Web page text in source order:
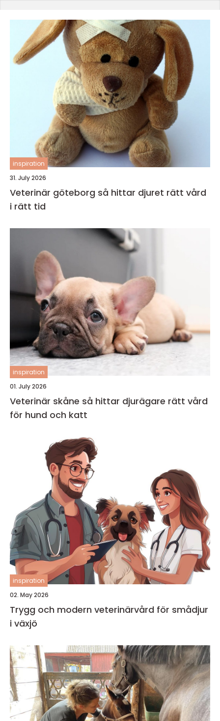
inspiration
31. July 2026
Veterinär göteborg så hittar djuret rätt vård
i rätt tid
inspiration
01. July 2026
Veterinär skåne så hittar djurägare rätt vård
för hund och katt
inspiration
02. May 2026
Trygg och modern veterinärvård för smådjur
i växjö